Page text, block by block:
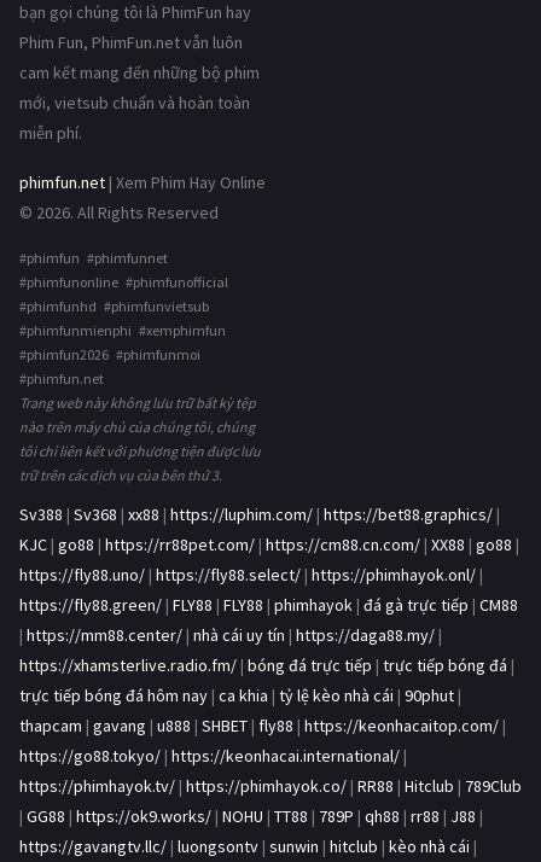
bạn gọi chúng tôi là PhimFun hay
Phim Fun, PhimFun.net vẫn luôn
cam kết mang đến những bộ phim
mới, vietsub chuẩn và hoàn toàn
miễn phí.
phimfun.net | Xem Phim Hay Online
© 2026. All Rights Reserved
#phimfun #phimfunnet
#phimfunonline #phimfunofficial
#phimfunhd #phimfunvietsub
#phimfunmienphi #xemphimfun
#phimfun2026 #phimfunmoi
#phimfun.net
Trang web này không lưu trữ bất kỳ tệp
nào trên máy chủ của chúng tôi, chúng
tôi chỉ liên kết với phương tiện được lưu
trữ trên các dịch vụ của bên thứ 3.
Sv388 | Sv368 | xx88 | https://luphim.com/ | https://bet88.graphics/ |
KJC | go88 | https://rr88pet.com/ | https://cm88.cn.com/ | XX88 | go88 |
https://fly88.uno/ | https://fly88.select/ | https://phimhayok.onl/ |
https://fly88.green/ | FLY88 | FLY88 | phimhayok | đá gà trực tiếp | CM88
| https://mm88.center/ | nhà cái uy tín | https://daga88.my/ |
https://xhamsterlive.radio.fm/ | bóng đá trực tiếp | trực tiếp bóng đá |
trực tiếp bóng đá hôm nay | ca khia | tỷ lệ kèo nhà cái | 90phut |
thapcam | gavang | u888 | SHBET | fly88 | https://keonhacaitop.com/ |
https://go88.tokyo/ | https://keonhacai.international/ |
https://phimhayok.tv/ | https://phimhayok.co/ | RR88 | Hitclub | 789Club
| GG88 | https://ok9.works/ | NOHU | TT88 | 789P | qh88 | rr88 | J88 |
https://gavangtv.llc/ | luongsontv | sunwin | hitclub | kèo nhà cái |